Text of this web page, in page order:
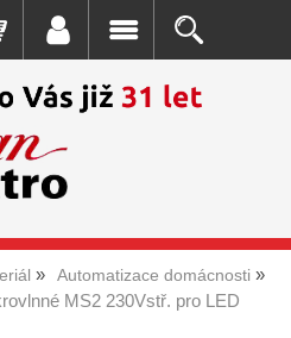
Automatizace domácnosti
MS2 230Vstř. pro LED